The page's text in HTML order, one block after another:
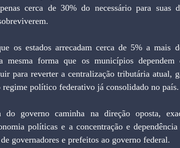
cerca de 30% do necessário para suas
os estados arrecadam cerca de 5% a mais
mesma forma que os municípios
para reverter a centralização tributária atual,
regime político federativo já consolidado no país.
do governo caminha na direção oposta,
políticas e a concentração e
governadores e prefeitos ao governo federal.